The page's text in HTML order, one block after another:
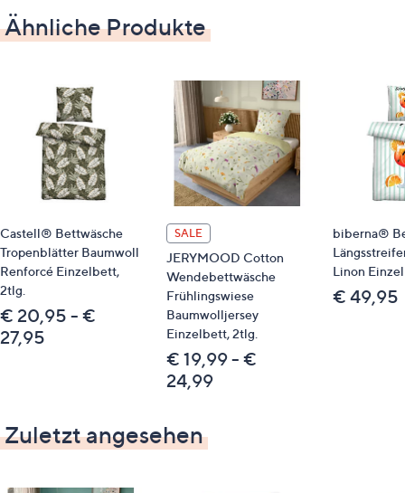
GTIN: 4053855486433
Bitte beachten
Dieser Artikel ist nicht an einen Paketshop, eine
Packstation oder ins Ausland lieferbar.
Qualitätshinweise
STANDARD 100 by OEKO-TEX®
Ähnliche Produkte
Castell® Bettwäsche
Tropenblätter Baumwoll
Renforcé Einzelbett,
2tlg.
€ 20,95 - €
27,95
SALE
JERYMOOD Cotton
Wendebettwäsche
Frühlingswiese
Baumwolljersey
Einzelbett, 2tlg.
€ 19,99 - €
24,99
biberna®
Linon
€ 49,95
Zuletzt angesehen